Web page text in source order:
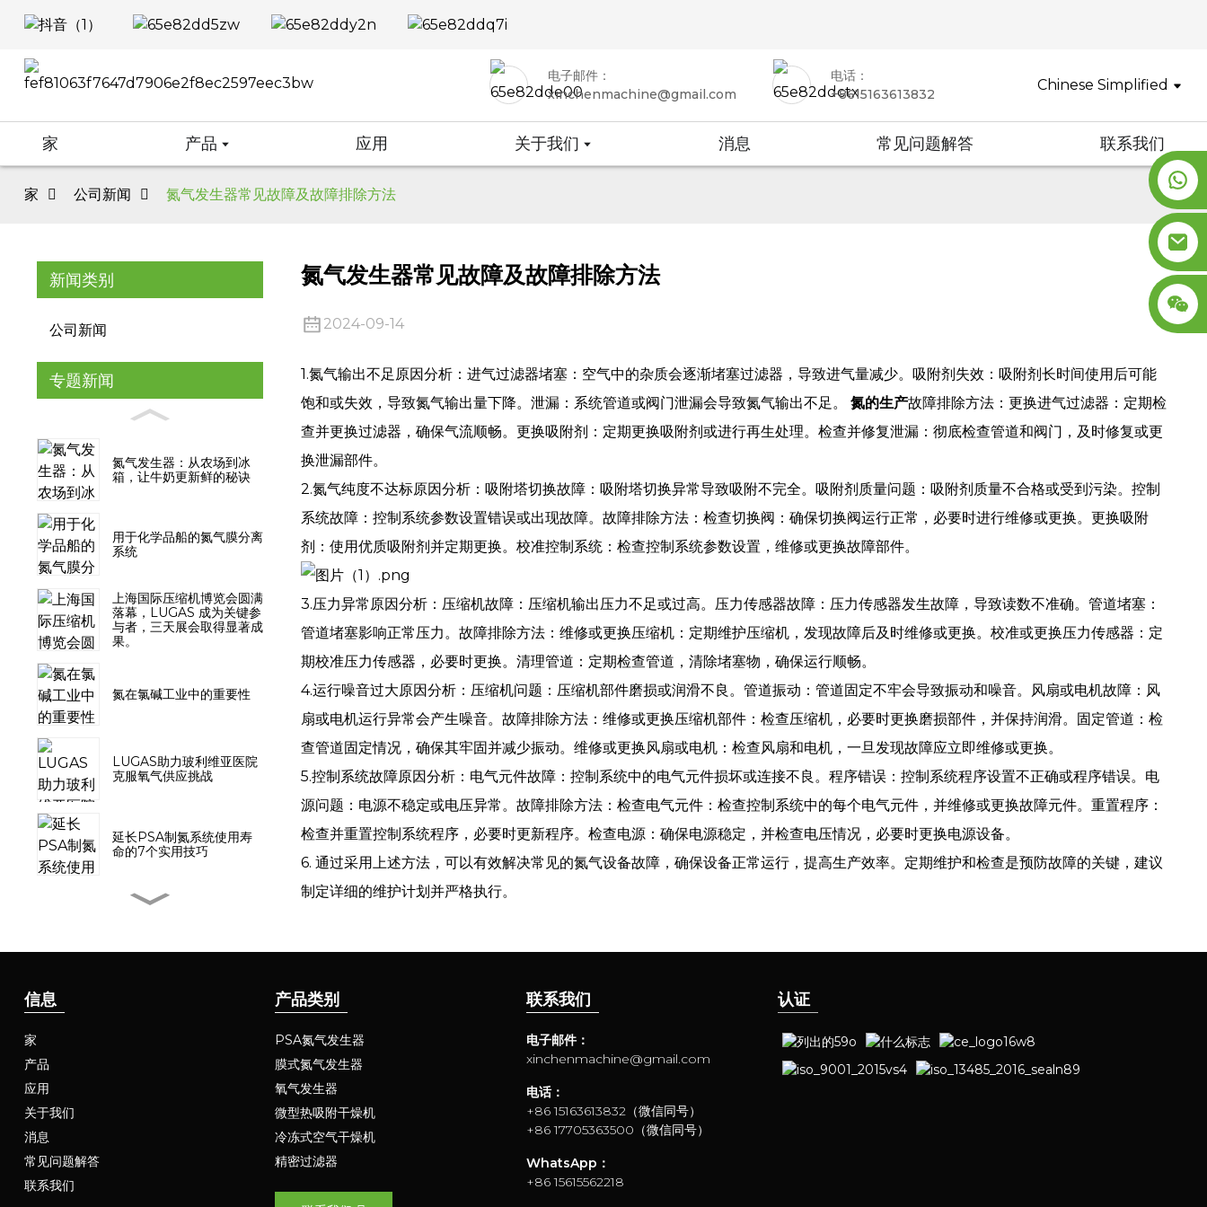
电子邮件：
xinchenmachine@gmail.com
电话：
+8615163613832
Chinese Simplified
家 产品 应用 关于我们 消息 常见问题解答 联系我们
家 公司新闻 氮气发生器常见故障及故障排除方法
新闻类别
公司新闻
专题新闻
氮气发生器：从农场到冰
箱，让牛奶更新鲜的秘诀
用于化学品船的氮气膜分离
系统
上海国际压缩机博览会圆满
落幕，LUGAS 成为关键参
与者，三天展会取得显著成
果。
氮在氯碱工业中的重要性
LUGAS助力玻利维亚医院
克服氧气供应挑战
延长PSA制氮系统使用寿
命的7个实用技巧
氮气发生器常见故障及故障排除方法
2024-09-14
1.氮气输出不足原因分析：进气过滤器堵塞：空气中的杂质会逐渐堵塞过滤器，导致进气量减少。吸附剂失效：吸附剂长时间使用后可能
饱和或失效，导致氮气输出量下降。泄漏：系统管道或阀门泄漏会导致氮气输出不足。 氮的生产故障排除方法：更换进气过滤器：定期检
查并更换过滤器，确保气流顺畅。更换吸附剂：定期更换吸附剂或进行再生处理。检查并修复泄漏：彻底检查管道和阀门，及时修复或更
换泄漏部件。
2.氮气纯度不达标原因分析：吸附塔切换故障：吸附塔切换异常导致吸附不完全。吸附剂质量问题：吸附剂质量不合格或受到污染。控制
系统故障：控制系统参数设置错误或出现故障。故障排除方法：检查切换阀：确保切换阀运行正常，必要时进行维修或更换。更换吸附
剂：使用优质吸附剂并定期更换。校准控制系统：检查控制系统参数设置，维修或更换故障部件。
3.压力异常原因分析：压缩机故障：压缩机输出压力不足或过高。压力传感器故障：压力传感器发生故障，导致读数不准确。管道堵塞：
管道堵塞影响正常压力。故障排除方法：维修或更换压缩机：定期维护压缩机，发现故障后及时维修或更换。校准或更换压力传感器：定
期校准压力传感器，必要时更换。清理管道：定期检查管道，清除堵塞物，确保运行顺畅。
4.运行噪音过大原因分析：压缩机问题：压缩机部件磨损或润滑不良。管道振动：管道固定不牢会导致振动和噪音。风扇或电机故障：风
扇或电机运行异常会产生噪音。故障排除方法：维修或更换压缩机部件：检查压缩机，必要时更换磨损部件，并保持润滑。固定管道：检
查管道固定情况，确保其牢固并减少振动。维修或更换风扇或电机：检查风扇和电机，一旦发现故障应立即维修或更换。
5.控制系统故障原因分析：电气元件故障：控制系统中的电气元件损坏或连接不良。程序错误：控制系统程序设置不正确或程序错误。电
源问题：电源不稳定或电压异常。故障排除方法：检查电气元件：检查控制系统中的每个电气元件，并维修或更换故障元件。重置程序：
检查并重置控制系统程序，必要时更新程序。检查电源：确保电源稳定，并检查电压情况，必要时更换电源设备。
6. 通过采用上述方法，可以有效解决常见的氮气设备故障，确保设备正常运行，提高生产效率。定期维护和检查是预防故障的关键，建议
制定详细的维护计划并严格执行。
信息
家
产品
应用
关于我们
消息
常见问题解答
联系我们
产品类别
PSA氮气发生器
膜式氮气发生器
氧气发生器
微型热吸附干燥机
冷冻式空气干燥机
精密过滤器
联系我们
电子邮件：
xinchenmachine@gmail.com
电话：
+86 15163613832（微信同号）
+86 17705363500（微信同号）
WhatsApp：
+86 15615562218
认证